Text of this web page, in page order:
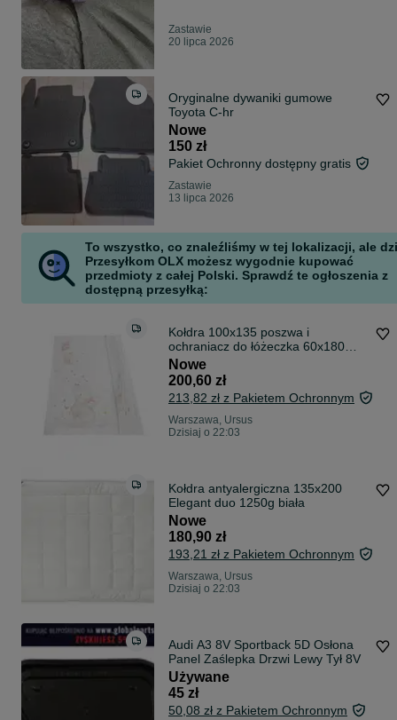
Zastawie
20 lipca 2026
Oryginalne dywaniki gumowe
Toyota C-hr
Nowe
150 zł
Pakiet Ochronny dostępny gratis
Zastawie
13 lipca 2026
To wszystko, co znaleźliśmy w tej lokalizacji, ale
Przesyłkom OLX możesz wygodnie kupować
przedmioty z całej Polski. Sprawdź te ogłoszenia z
dostępną przesyłką:
Kołdra 100x135 poszwa i
ochraniacz do łóżeczka 60x180
Słoń biała różowa
Nowe
200,60 zł
213,82 zł z Pakietem Ochronnym
Warszawa, Ursus
Dzisiaj o 22:03
Kołdra antyalergiczna 135x200
Elegant duo 1250g biała
Nowe
180,90 zł
193,21 zł z Pakietem Ochronnym
Warszawa, Ursus
Dzisiaj o 22:03
Audi A3 8V Sportback 5D Osłona
Panel Zaślepka Drzwi Lewy Tył 8V
Używane
45 zł
50,08 zł z Pakietem Ochronnym